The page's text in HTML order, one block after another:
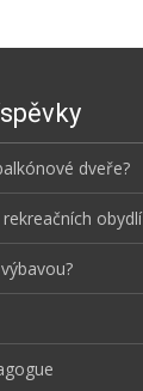
dveře?
obydlí